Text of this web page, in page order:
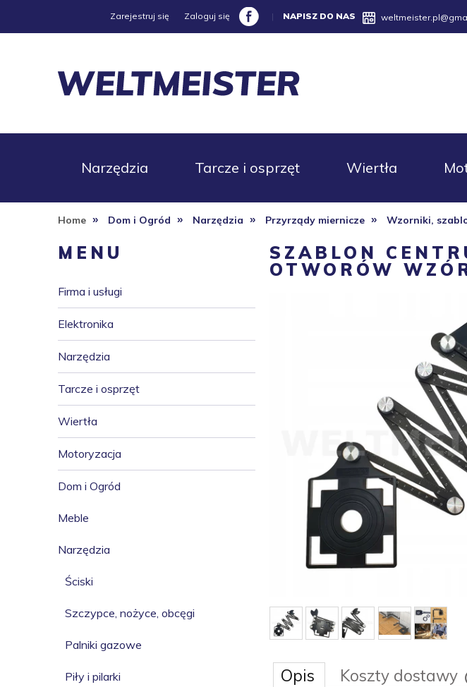
Zarejestruj się Zaloguj się | NAPISZ DO NAS
Narzędzia Tarcze i osprzęt Wiertła
Home » Dom i Ogród » Narzędzia » Przyrządy miernicze » Wzorniki,
MENU
Firma i usługi
Elektronika
Narzędzia
Tarcze i osprzęt
Wiertła
Motoryzacja
Dom i Ogród
Meble
Narzędzia
Ściski
Szczypce, nożyce, obcęgi
Palniki gazowe
Piły i pilarki
SZABLON
OTWORÓW
Opis Koszty dostawy